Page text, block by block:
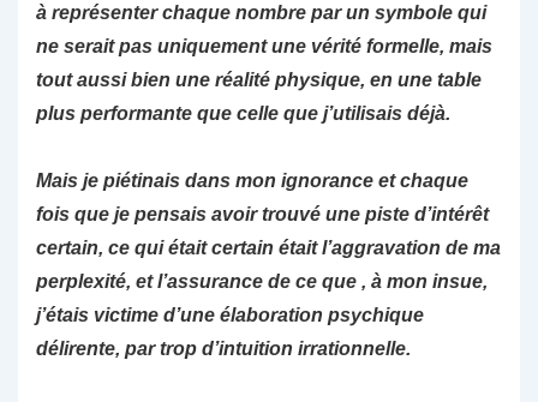
à représenter chaque nombre par un symbole qui
ne serait pas uniquement une vérité formelle, mais
tout aussi bien une réalité physique, en une table
plus performante que celle que j’utilisais déjà.
Mais je piétinais dans mon ignorance et chaque
fois que je pensais avoir trouvé une piste d’intérêt
certain, ce qui était certain était l’aggravation de ma
perplexité, et l’assurance de ce que , à mon insue,
j’étais victime d’une élaboration psychique
délirente, par trop d’intuition irrationnelle.